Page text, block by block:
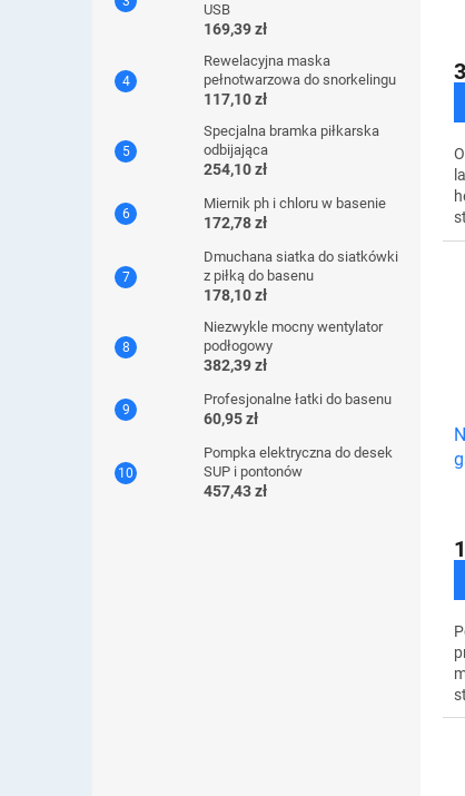
USB
169,39 zł
Rewelacyjna maska ​​
pełnotwarzowa do snorkelingu
117,10 zł
Specjalna bramka piłkarska
odbijająca
254,10 zł
Miernik ph i chloru w basenie
172,78 zł
Dmuchana siatka do siatkówki
z piłką do basenu
178,10 zł
Niezwykle mocny wentylator
podłogowy
382,39 zł
Profesjonalne łatki do basenu
60,95 zł
Pompka elektryczna do desek
SUP i pontonów
457,43 zł